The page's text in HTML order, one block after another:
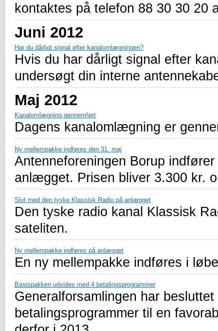
kontaktes på telefon 88 30 30 20
Juni 2012
Har du dårligt signal efter kanalomlægningen?
Hvis du har dårligt signal efter
undersøgt din interne
Maj 2012
Kanalomlægning gennemført
Dagens kanalomlægning er
Ny mellempakke indføres den 31. maj
Antenneforeningen Borup
anlægget. Prisen bliver 3.300 kr.
Slut med den tyske Klassisk Radio på anlægget
Den tyske radio kanal Klassisk
sateliten.
Ny mellempakke indføres på anlægget
En ny mellempakke indføres i
Basispakken udvides med 4 betalingsprogrammer
Generalforsamlingen har
betalingsprogrammer til en